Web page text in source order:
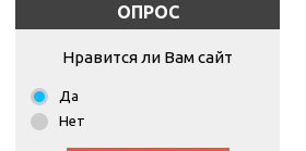
ОПРОС
Нравится ли Вам сайт
Да
Нет